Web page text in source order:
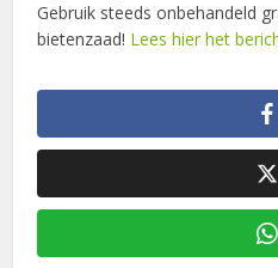
Gebruik steeds onbehandeld
bietenzaad! Lees hier het